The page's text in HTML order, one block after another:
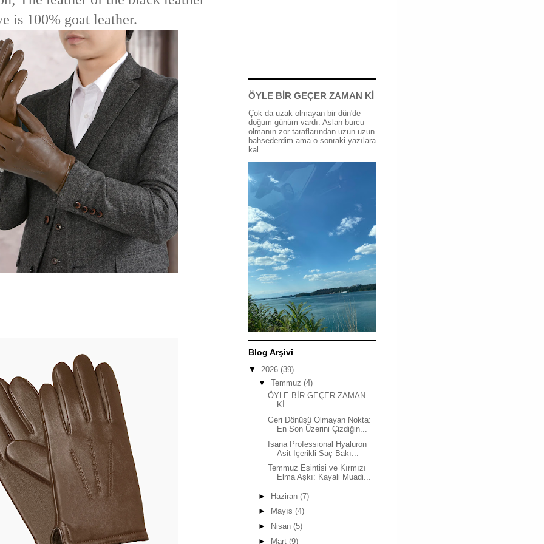
is 100% goat leather.
ÖYLE BİR GEÇER ZAMAN Kİ
Çok da uzak olmayan bir dün'de
doğum günüm vardı. Aslan burcu
olmanın zor taraflarından uzun uzun
bahsederdim ama o sonraki yazılara
kal...
Blog Arşivi
▼ 2026 (39)
▼ Temmuz (4)
ÖYLE BİR GEÇER ZAMAN
Kİ
Geri Dönüşü Olmayan Nokta:
En Son Üzerini Çizdiğin...
Isana Professional Hyaluron
Asit İçerikli Saç Bakı...
Temmuz Esintisi ve Kırmızı
Elma Aşkı: Kayali Muadi...
► Haziran (7)
►
Mayıs (4)
►
Nisan (5)
►
Mart (9)